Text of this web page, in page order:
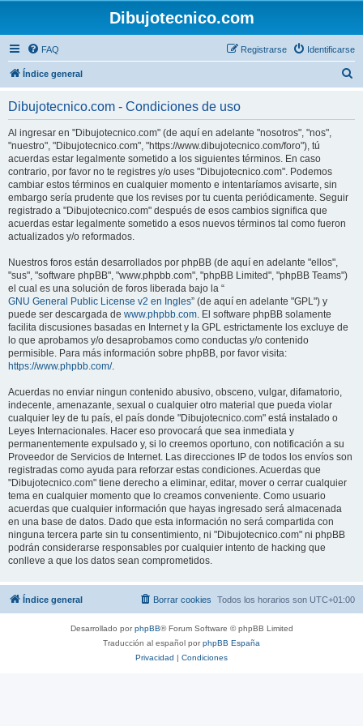
Dibujotecnico.com
FAQ Identificarse
Registrarse
Índice general
Dibujotecnico.com - Condiciones de uso
Al ingresar en "Dibujotecnico.com" (de aquí en adelante "nosotros", "nos",
"nuestro", "Dibujotecnico.com", "https://www.dibujotecnico.com/foro"), tú
acuerdas estar legalmente sometido a los siguientes términos. En caso
contrario, por favor no te registres y/o uses "Dibujotecnico.com". Podemos
cambiar estos términos en cualquier momento e intentaríamos avisarte, sin
embargo sería prudente que los revises por tu cuenta periódicamente. Seguir
registrado a "Dibujotecnico.com" después de esos cambios significa que
acuerdas estar legalmente sometido a esos nuevos términos tal como fueron
actualizados y/o reformados.
Nuestros foros están desarrollados por phpBB (de aquí en adelante "ellos",
"sus", "software phpBB", "www.phpbb.com", "phpBB Limited", "phpBB Teams")
el cual es una solución de foros liberada bajo la “
GNU General Public License v2 en Ingles” (de aquí en adelante "GPL") y
puede ser descargada de www.phpbb.com. El software phpBB solamente
facilita discusiones basadas en Internet y la GPL estrictamente los excluye de
lo que aprobamos y/o desaprobamos como conductas y/o contenido
permisible. Para más información sobre phpBB, por favor visita:
https://www.phpbb.com/.
Acuerdas no enviar ningun contenido abusivo, obsceno, vulgar, difamatorio,
indecente, amenazante, sexual o cualquier otro material que pueda violar
cualquier ley de tu país, el país donde "Dibujotecnico.com" está instalado o
Leyes Internacionales. Hacer eso provocará que sea inmediata y
permanentemente expulsado y, si lo creemos oportuno, con notificación a su
Proveedor de Servicios de Internet. Las direcciones IP de todos los envíos son
registradas como ayuda para reforzar estas condiciones. Acuerdas que
"Dibujotecnico.com" tiene derecho a eliminar, editar, mover o cerrar cualquier
tema en cualquier momento que lo creamos conveniente. Como usuario
acuerdas que cualquier información que hayas ingresado será almacenada
en una base de datos. Dado que esta información no será compartida con
ninguna tercera parte sin tu consentimiento, ni "Dibujotecnico.com" ni phpBB
podrán considerarse responsables por cualquier intento de hacking que
conlleve a que los datos sean comprometidos.
Índice general Todos los horarios son UTC+01:00
Borrar cookies
Desarrollado porphpBB® Forum Software © phpBB Limited
Traducción al español porphpBB España
Privacidad | Condiciones